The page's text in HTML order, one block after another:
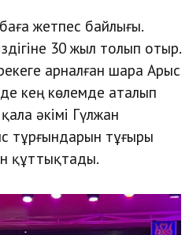
баға жетпес байлығы.
30 жыл толып отыр.
арналған шара Арыс
кең көлемде аталып
әкімі Гүлжан
тұрғындарын тұғыры
құттықтады.